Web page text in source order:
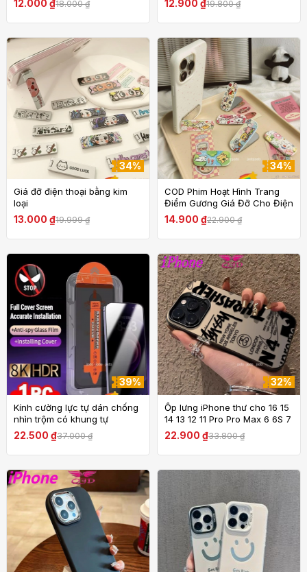
tay Túi đựng chìa khóa Dây
xích Bạc
12.000 ₫18.000 ₫
A35 A50 A30 A50 A51 M40
A52 A55 S F G M 4G5G
12.900 ₫19.800 ₫
34%
Giá đỡ điện thoại bằng kim
loại
13.000 ₫19.999 ₫
34%
COD Phim Hoạt Hình Trang
Điểm Gương Giá Đỡ Cho Điện
Thoại Di Động Gấp Vô Hình
Điện Thoại Cầm Đa Năng Gấp
Gương Cho Bé Gái
14.900 ₫22.900 ₫
39%
Kính cường lực tự dán chống
nhìn trộm có khung tự
dáncho iPhone16 15 14 13 12
11 X XS XR XSMAX 6S 7 8 Pro
Plus ProMax SE
22.500 ₫37.000 ₫
32%
Ốp lưng iPhone thư cho 16 15
14 13 12 11 Pro Pro Max 6 6S 7
8 Plus X XS XR XS Max SE
2020 2022 Ốp lưng TPU mềm
22.900 ₫33.800 ₫